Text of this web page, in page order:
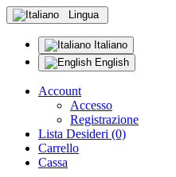
Lingua
Italiano
English
Account
Accesso
Registrazione
Lista Desideri (0)
Carrello
Cassa